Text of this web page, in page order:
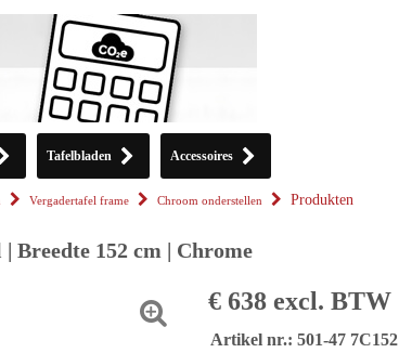
Tafelbladen Accessoires
Vergadertafel frame Chroom onderstellen Produkten
Breedte 152 cm | Chrome
€ 638 excl. BTW
Artikel nr.: 501-47 7C152